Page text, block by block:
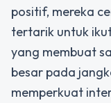
positif, mereka
tertarik untuk
yang membuat
besar pada
memperkuat